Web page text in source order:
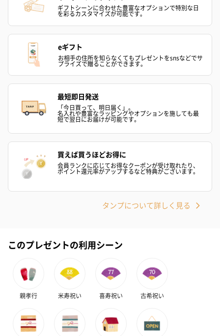
ギフトシーンに合わせた豊富なオプションで特別な日
を彩るカスタマイズが可能です。
eギフト
お相手の住所を知らなくてもプレゼントをsnsなどでサ
プライズで贈ることができます。
最短即日発送
「今日買って、明日届く」。
名入れや豊富なラッピングやオプションを施しても最
短で翌日にお届けが可能です。
買えば買うほどお得に
会員ランクに応じてお得なクーポンが受け取れたり、
ポイント還元率がアップするなど特典がございます。
タンプについて詳しく見る
このプレゼントの利用シーン
親孝行 米寿祝い 喜寿祝い 古希祝い